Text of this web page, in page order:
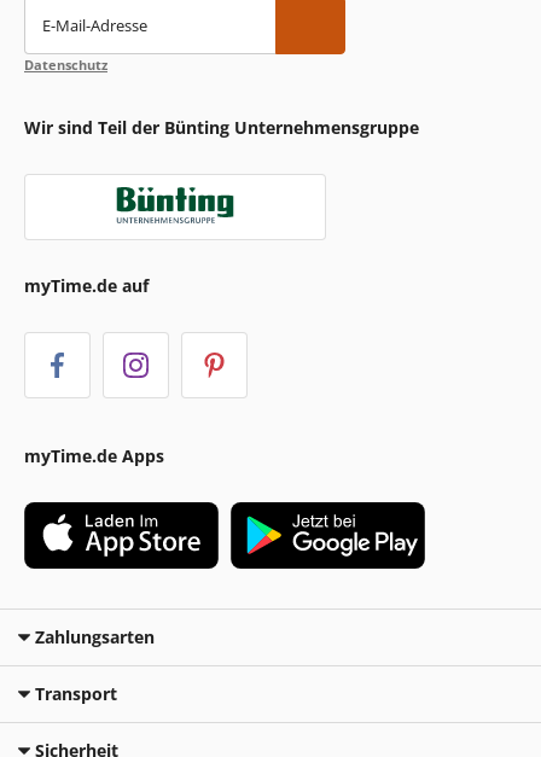
E-Mail-Adresse
Datenschutz
Wir sind Teil der Bünting Unternehmensgruppe
myTime.de auf
myTime.de Apps
Zahlungsarten
Transport
Sicherheit